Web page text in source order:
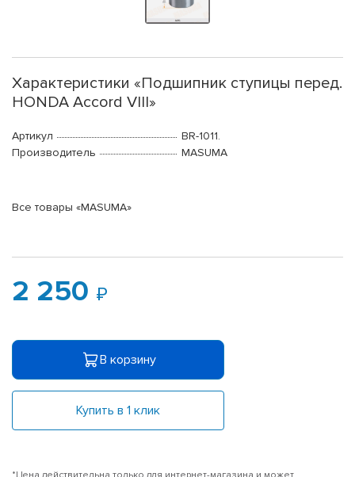
Характеристики «Подшипник ступицы перед.
HONDA Accord VIII»
Артикул
BR-1011.
Производитель
MASUMA
Все товары «MASUMA»
2 250
В корзину
Купить в 1 клик